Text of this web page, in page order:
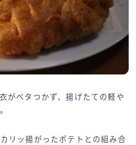
がベタつかず、揚げたての軽や
リッ揚がったポテトとの組み合